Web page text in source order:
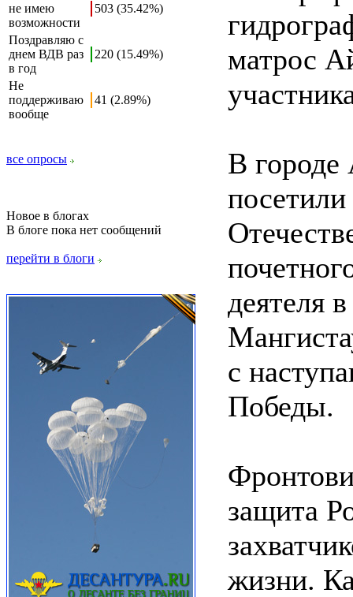
не имею
возможности
503 (35.42%)
Поздравляю с
днем ВДВ раз
в год
220 (15.49%)
Не
поддерживаю
вообще
41 (2.89%)
все опросы
Новое в блогах
В блоге пока нет сообщений
перейти в блоги
матрос
В
деятеля
с
Победы.
защита
жизни.